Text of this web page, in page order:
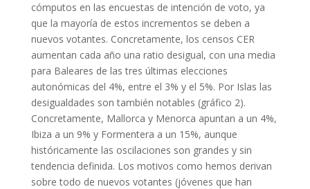
cómputos en las encuestas de intención de voto, ya
que la mayoría de estos incrementos se deben a
nuevos votantes. Concretamente, los censos CER
aumentan cada año una ratio desigual, con una media
para Baleares de las tres últimas elecciones
autonómicas del 4%, entre el 3% y el 5%. Por Islas las
desigualdades son también notables (gráfico 2).
Concretamente, Mallorca y Menorca apuntan a un 4%,
Ibiza a un 9% y Formentera a un 15%, aunque
históricamente las oscilaciones son grandes y sin
tendencia definida. Los motivos como hemos derivan
sobre todo de nuevos votantes (jóvenes que han